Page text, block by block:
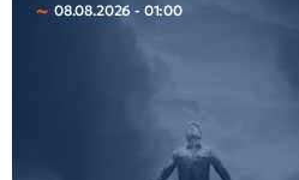
08.08.2026 - 01:00